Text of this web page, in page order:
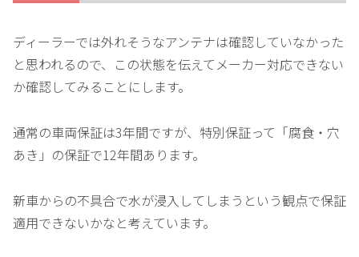
ディーラーでは外れそうなアンテナは確認していなかった
と思われるので、この状態を伝えてメーカー対応できない
か確認してみることにします。
通常の車両保証は3年間ですが、特別保証って「腐食・穴
あき」の保証で12年間あります。
新車からの不具合で水が浸入してしまうという観点で保証
適用できないかなと考えています。